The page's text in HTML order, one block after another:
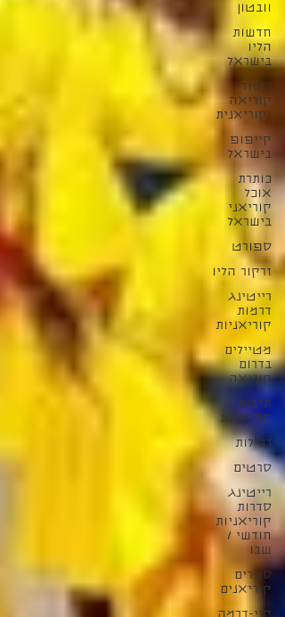
וובטון
חדשות
הליו
בישראל
לימודי
קוריאה
וקוריאנית
קייפופ
בישראל
כותרת
אוכל
קוריאני
בישראל
ספורט
זרקור הליו
רייטינג
דרמות
קוריאניות
מטיילים
בדרום
קוריאה
תרבות
קוריאנית
רכילות
סרטים
רייטינג
סדרות
קוריאניות
חודשי /
שבו
ספרים
קוריאנים